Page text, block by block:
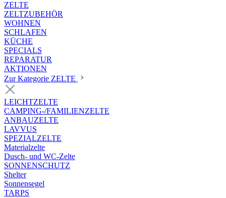
ZELTE
ZELTZUBEHÖR
WOHNEN
SCHLAFEN
KÜCHE
SPECIALS
REPARATUR
AKTIONEN
Zur Kategorie ZELTE
LEICHTZELTE
CAMPING-/FAMILIENZELTE
ANBAUZELTE
LAVVUS
SPEZIALZELTE
Materialzelte
Dusch- und WC-Zelte
SONNENSCHUTZ
Shelter
Sonnensegel
TARPS